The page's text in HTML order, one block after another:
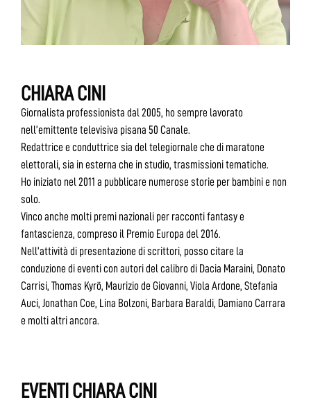
CHIARA CINI
Giornalista professionista dal 2005, ho sempre lavorato
nell’emittente televisiva pisana 50 Canale.
Redattrice e conduttrice sia del telegiornale che di maratone
elettorali, sia in esterna che in studio, trasmissioni tematiche.
Ho iniziato nel 2011 a pubblicare numerose storie per bambini e non
solo.
Vinco anche molti premi nazionali per racconti fantasy e
fantascienza, compreso il Premio Europa del 2016.
Nell’attività di presentazione di scrittori, posso citare la
conduzione di eventi con autori del calibro di Dacia Maraini, Donato
Carrisi, Thomas Kyrö, Maurizio de Giovanni, Viola Ardone, Stefania
Auci, Jonathan Coe, Lina Bolzoni, Barbara Baraldi, Damiano Carrara
e molti altri ancora.
EVENTI CHIARA CINI